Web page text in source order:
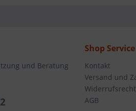
und Beratung
Shop Service
Kontakt
Versand und
Widerrufsrecht
AGB